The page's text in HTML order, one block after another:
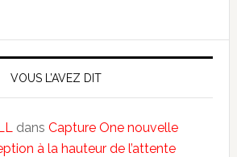
VOUS L’AVEZ DIT
dans Capture One nouvelle
à la hauteur de l’attente